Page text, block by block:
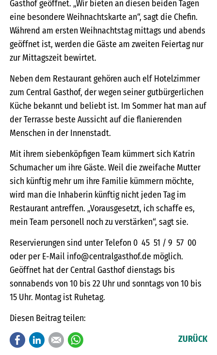
Gasthof geöffnet. „Wir bieten an diesen beiden Tagen
eine besondere Weihnachtskarte an“, sagt die Chefin.
Während am ersten Weihnachtstag mittags und abends
geöffnet ist, werden die Gäste am zweiten Feiertag nur
zur Mittagszeit bewirtet.
Neben dem Restaurant gehören auch elf Hotelzimmer
zum Central Gasthof, der wegen seiner gutbürgerlichen
Küche bekannt und beliebt ist. Im Sommer hat man auf
der Terrasse beste Aussicht auf die flanierenden
Menschen in der Innenstadt.
Mit ihrem siebenköpfigen Team kümmert sich Katrin
Schumacher um ihre Gäste. Weil die zweifache Mutter
sich künftig mehr um ihre Familie kümmern möchte,
wird man die Inhaberin künftig nicht jeden Tag im
Restaurant antreffen. „Vorausgesetzt, ich schaffe es,
mein Team personell noch zu verstärken“, sagt sie.
Reservierungen sind unter Telefon 0 45 51 / 9 57 00
oder per E-Mail info@centralgasthof.de möglich.
Geöffnet hat der Central Gasthof dienstags bis
sonnabends von 10 bis 22 Uhr und sonntags von 10 bis
15 Uhr. Montag ist Ruhetag.
Diesen Beitrag teilen:
FacebookLinkedInE-mail ZURÜCK